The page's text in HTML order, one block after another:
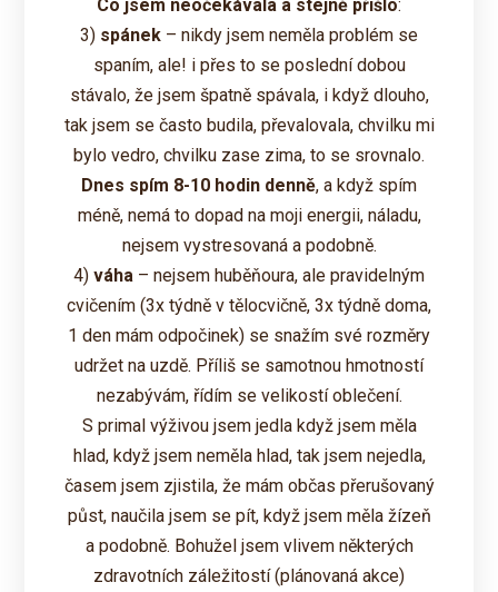
Co jsem neočekávala a stejně přišlo:
3) spánek – nikdy jsem neměla problém se
spaním, ale! i přes to se poslední dobou
stávalo, že jsem špatně spávala, i když dlouho,
tak jsem se často budila, převalovala, chvilku mi
bylo vedro, chvilku zase zima, to se srovnalo.
Dnes spím 8-10 hodin denně, a když spím
méně, nemá to dopad na moji energii, náladu,
nejsem vystresovaná a podobně.
4) váha – nejsem huběňoura, ale pravidelným
cvičením (3x týdně v tělocvičně, 3x týdně doma,
1 den mám odpočinek) se snažím své rozměry
udržet na uzdě. Příliš se samotnou hmotností
nezabývám, řídím se velikostí oblečení.
S primal výživou jsem jedla když jsem měla
hlad, když jsem neměla hlad, tak jsem nejedla,
časem jsem zjistila, že mám občas přerušovaný
půst, naučila jsem se pít, když jsem měla žízeň
a podobně. Bohužel jsem vlivem některých
zdravotních záležitostí (plánovaná akce)